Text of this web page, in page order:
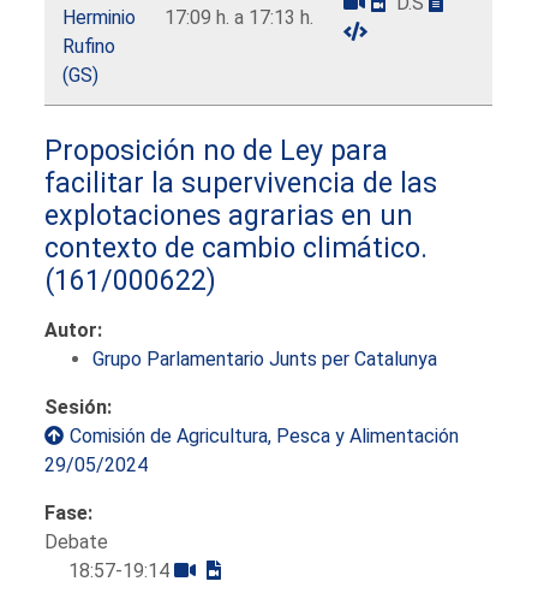
Herminio
Rufino
(GS)
17:09 h. a 17:13 h.
Proposición no de Ley para
facilitar la supervivencia de las
explotaciones agrarias en un
contexto de cambio climático.
(161/000622)
Autor:
Grupo Parlamentario Junts per Catalunya
Sesión:
Comisión de Agricultura, Pesca y Alimentación
29/05/2024
Fase:
Debate
18:57-19:14